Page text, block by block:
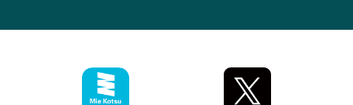
神都ライナー
ミジュマルのラッピングバス（鈴鹿管内）
お客様駐車場のご案内
アイコンの説明
ザ・バスコレクション三重交通バスセット
三重交通公式グッズ
ファンコーナー
お問い合わせ